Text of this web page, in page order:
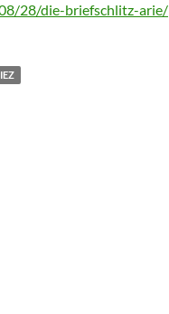
28/die-briefschlitz-arie/